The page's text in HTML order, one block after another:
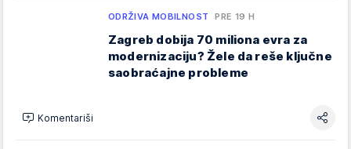
ODRŽIVA MOBILNOST PRE 19 H
Zagreb dobija 70 miliona evra za
modernizaciju? Žele da reše ključne
saobraćajne probleme
Komentariši